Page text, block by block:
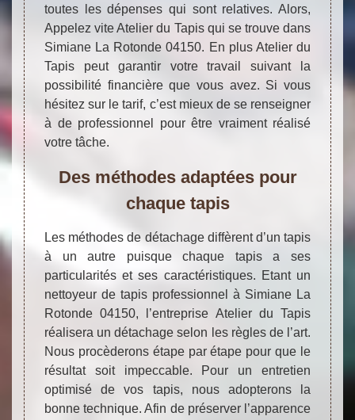
toutes les dépenses qui sont relatives. Alors,
Appelez vite Atelier du Tapis qui se trouve dans
Simiane La Rotonde 04150. En plus Atelier du
Tapis peut garantir votre travail suivant la
possibilité financière que vous avez. Si vous
hésitez sur le tarif, c’est mieux de se renseigner
à de professionnel pour être vraiment réalisé
votre tâche.
Des méthodes adaptées pour
chaque tapis
Les méthodes de détachage diffèrent d’un tapis
à un autre puisque chaque tapis a ses
particularités et ses caractéristiques. Etant un
nettoyeur de tapis professionnel à Simiane La
Rotonde 04150, l’entreprise Atelier du Tapis
réalisera un détachage selon les règles de l’art.
Nous procèderons étape par étape pour que le
résultat soit impeccable. Pour un entretien
optimisé de vos tapis, nous adopterons la
bonne technique. Afin de préserver l’apparence